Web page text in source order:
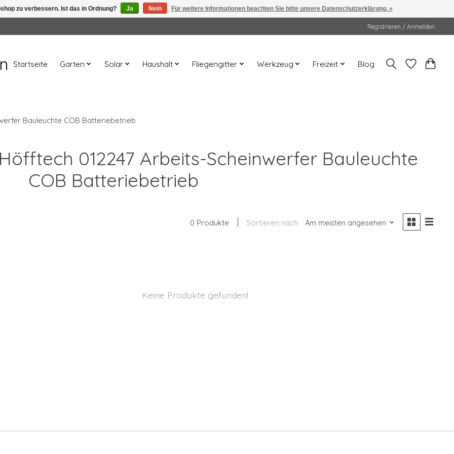
Registrieren / Anmelden
Startseite Garten Solar Haushalt Fliegengitter Werkzeug Freizeit Blog
Bauleuchte COB Batteriebetrieb
012247 Arbeits-Scheinwerfer Bauleuchte
COB Batteriebetrieb
0 Produkte Sortieren nach Am meisten angesehen
Keine Produkte gefunden!
zu verbessern. Ist das in Ordnung? Ja Nein Für weitere Informationen beachten Sie bitte unsere Datenschutzerklärung. »